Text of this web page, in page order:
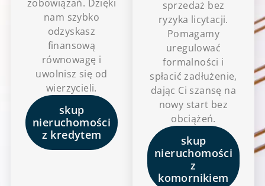
zobowiązań. Dzięki
nam szybko
odzyskasz
finansową
równowagę i
uwolnisz się od
wierzycieli.
skup
nieruchomości
z kredytem
sprzedaż bez
ryzyka licytacji.
Pomagamy
uregulować
formalności i
spłacić zadłużenie,
dając Ci szansę na
nowy start bez
obciążeń.
skup
nieruchomości
z
komornikiem